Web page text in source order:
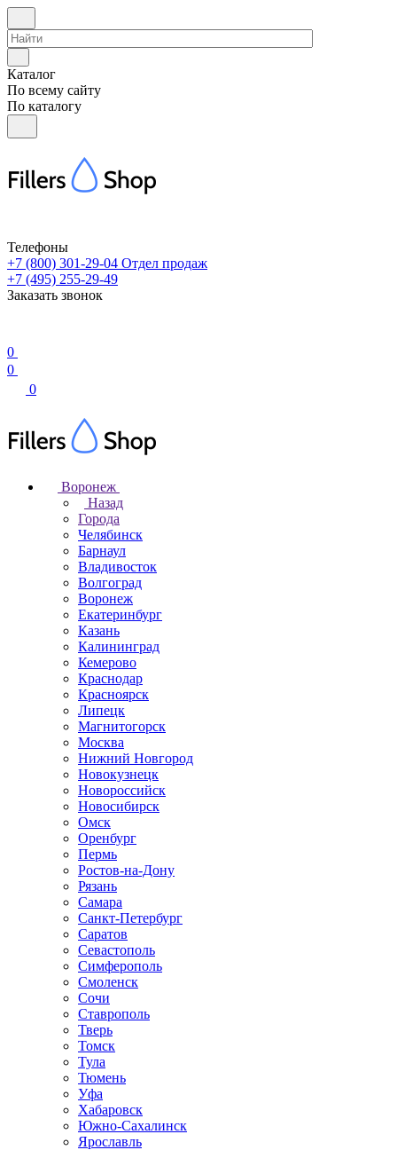
Каталог
По всему сайту
По каталогу
Телефоны
+7 (800) 301-29-04 Отдел продаж
+7 (495) 255-29-49
Заказать звонок
0
0
0
Воронеж
Назад
Города
Челябинск
Барнаул
Владивосток
Волгоград
Воронеж
Екатеринбург
Казань
Калининград
Кемерово
Краснодар
Красноярск
Липецк
Магнитогорск
Москва
Нижний Новгород
Новокузнецк
Новороссийск
Новосибирск
Омск
Оренбург
Пермь
Ростов-на-Дону
Рязань
Самара
Санкт-Петербург
Саратов
Севастополь
Симферополь
Смоленск
Сочи
Ставрополь
Тверь
Томск
Тула
Тюмень
Уфа
Хабаровск
Южно-Сахалинск
Ярославль